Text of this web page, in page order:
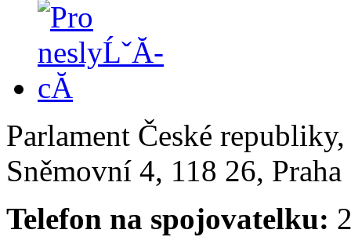
Parlament České
Sněmovní 4, 118 26,
Telefon na spojovatelku: